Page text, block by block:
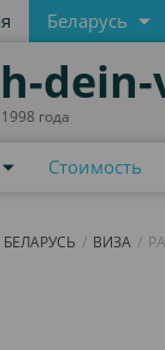
Беларусь
года
Стоимость
БЕЛАРУСЬ ВИЗА